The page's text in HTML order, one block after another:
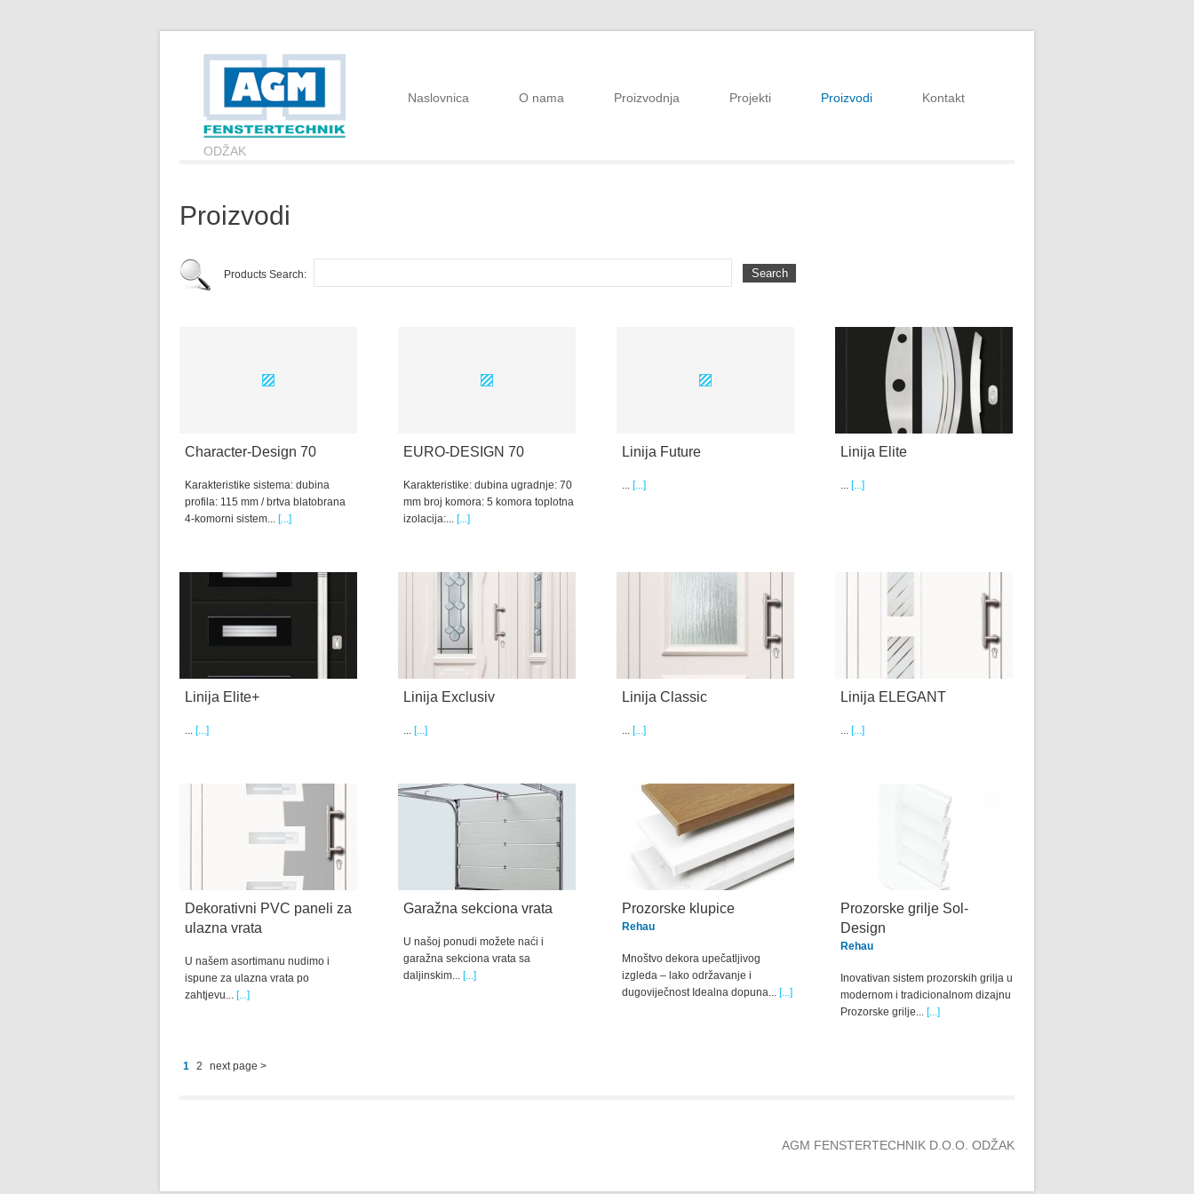
ODŽAK
Naslovnica O nama Proizvodnja Projekti Proizvodi Kontakt
Proizvodi
Products Search:
Character-Design 70
Karakteristike sistema: dubina
profila: 115 mm / brtva blatobrana
4-komorni sistem... [...]
EURO-DESIGN 70
Karakteristike: dubina ugradnje: 70
mm broj komora: 5 komora toplotna
izolacija:... [...]
Linija Future
... [...]
Linija Elite
... [...]
Linija Elite+
... [...]
Linija Exclusiv
... [...]
Linija Classic
... [...]
Linija ELEGANT
... [...]
Dekorativni PVC paneli za
ulazna vrata
U našem asortimanu nudimo i
ispune za ulazna vrata po
zahtjevu... [...]
Garažna sekciona vrata
U našoj ponudi možete naći i
garažna sekciona vrata sa
daljinskim... [...]
Prozorske klupice
Rehau
Mnoštvo dekora upečatljivog
izgleda – lako održavanje i
dugoviječnost Idealna dopuna... [...]
Prozorske grilje Sol-
Design
Rehau
Inovativan sistem prozorskih grilja u
modernom i tradicionalnom dizajnu
Prozorske grilje... [...]
1 2 next page >
AGM FENSTERTECHNIK D.O.O. ODŽAK